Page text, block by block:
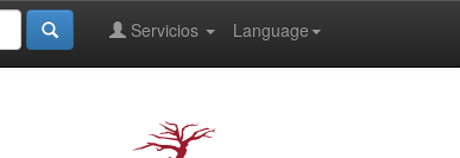
Language
Servicios